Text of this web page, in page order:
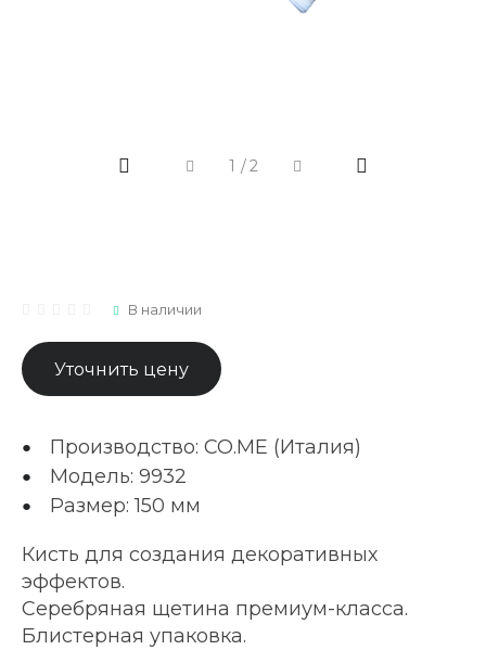
1 /2
В наличии
Уточнить цену
Производство: CO.ME (Италия)
Модель: 9932
Размер: 150 мм
Кисть для создания декоративных
эффектов.
Серебряная щетина премиум-класса.
Блистерная упаковка.